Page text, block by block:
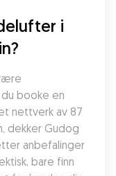
i
booke en
nettverk av 87
dekker Gudog
anbefalinger
bare finn